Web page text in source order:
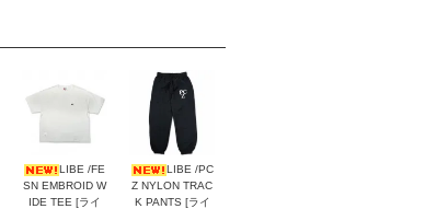
LIBE /FE
SN EMBROID W
IDE TEE [ライ
LIBE /PC
Z NYLON TRAC
K PANTS [ライ